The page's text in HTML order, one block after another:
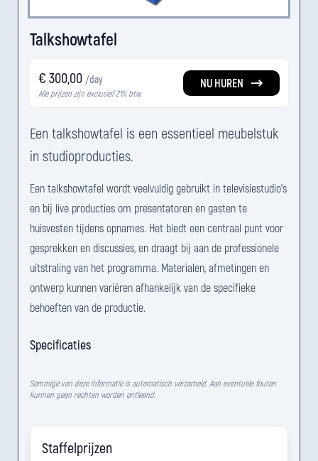
Talkshowtafel
€ 300,00 /day
Alle prijzen zijn exclusief 21% btw.
NU HUREN
Een talkshowtafel is een essentieel meubelstuk
in studioproducties.
Een talkshowtafel wordt veelvuldig gebruikt in televisiestudio's
en bij live producties om presentatoren en gasten te
huisvesten tijdens opnames. Het biedt een centraal punt voor
gesprekken en discussies, en draagt bij aan de professionele
uitstraling van het programma. Materialen, afmetingen en
ontwerp kunnen variëren afhankelijk van de specifieke
behoeften van de productie.
Specificaties
Sommige van deze informatie is automatisch verzameld. Aan eventuele fouten
kunnen geen rechten worden ontleend.
Staffelprijzen